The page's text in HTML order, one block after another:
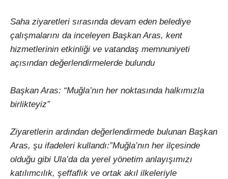
Saha ziyaretleri sırasında devam eden belediye
çalışmalarını da inceleyen Başkan Aras, kent
hizmetlerinin etkinliği ve vatandaş memnuniyeti
açısından değerlendirmelerde bulundu
Başkan Aras: “Muğla’nın her noktasında halkımızla
birlikteyiz”
Ziyaretlerin ardından değerlendirmede bulunan Başkan
Aras, şu ifadeleri kullandı:”Muğla’nın her ilçesinde
olduğu gibi Ula’da da yerel yönetim anlayışımızı
katılımcılık, şeffaflık ve ortak akıl ilkeleriyle